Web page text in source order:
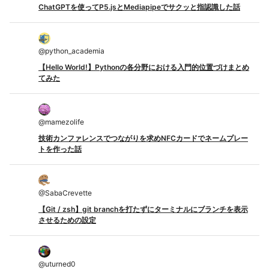
ChatGPTを使ってP5.jsとMediapipeでサクッと指認識した話
@python_academia
【Hello World!】Pythonの各分野における入門的位置づけまとめ
てみた
@mamezolife
技術カンファレンスでつながりを求めNFCカードでネームプレー
トを作った話
@SabaCrevette
【Git / zsh】git branchを打たずにターミナルにブランチを表示
させるための設定
@uturned0